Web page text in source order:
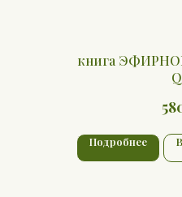
книга
Подробнее